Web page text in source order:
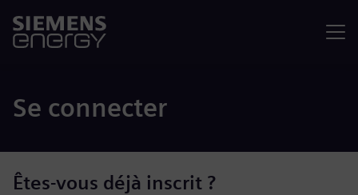
Se connecter
Êtes-vous déjà inscrit ?